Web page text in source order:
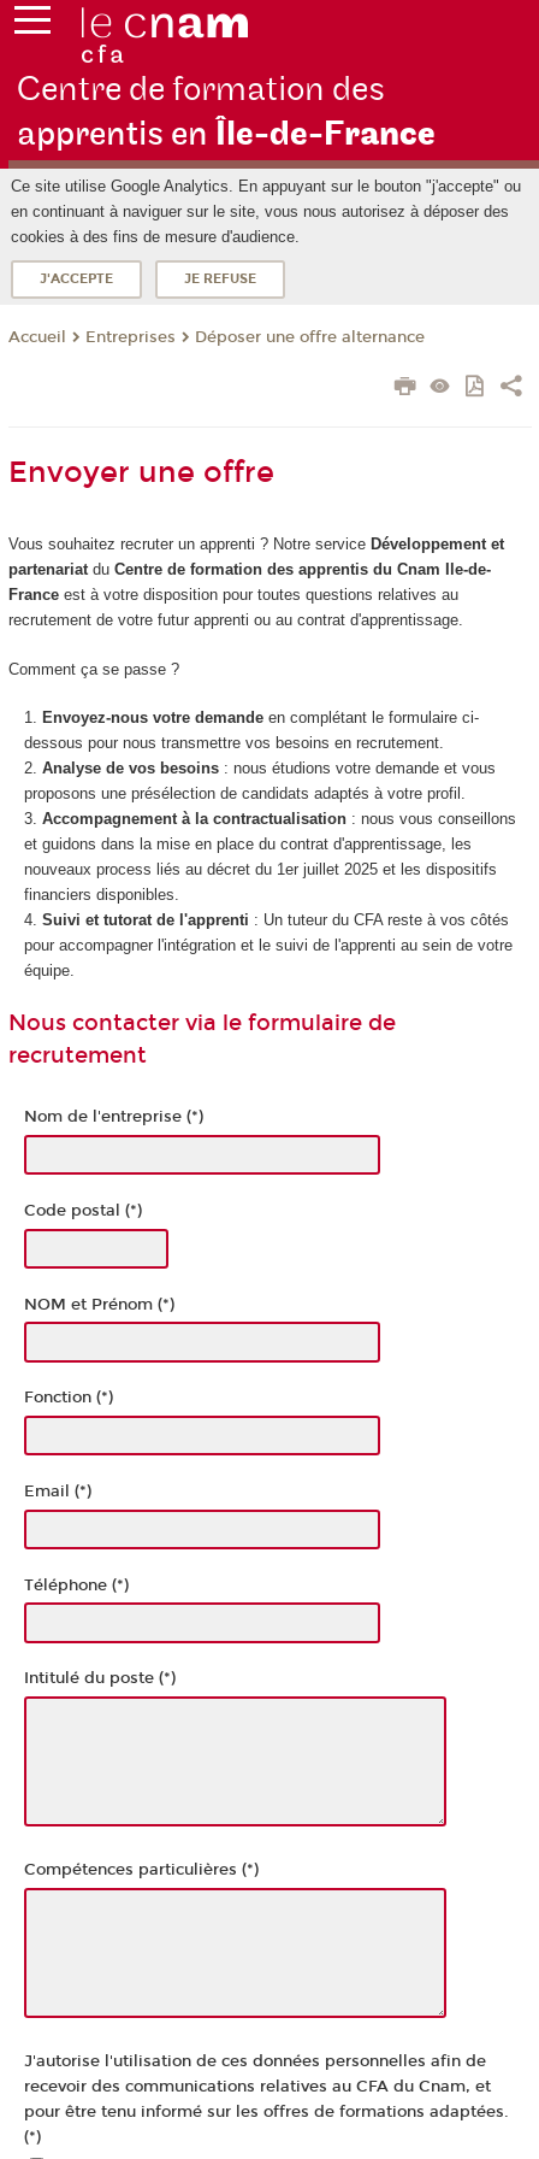
Centre de formation des
apprentis en Île-de-France
Ce site utilise Google Analytics. En appuyant sur le bouton "j'accepte" ou
en continuant à naviguer sur le site, vous nous autorisez à déposer des
cookies à des fins de mesure d'audience.
J'ACCEPTE JE REFUSE
Accueil Entreprises Déposer une offre alternance
Envoyer une offre
Vous souhaitez recruter un apprenti ? Notre service Développement et
partenariatdu Centre de formation des apprentis du Cnam Ile-de-
Franceest à votre disposition pour toutes questions relatives au
recrutement de votre futur apprenti ou au contrat d'apprentissage.
Comment ça se passe ?
Envoyez-nous votre demandeen complétant le formulaire ci-
dessous pour nous transmettre vos besoins en recrutement.
Analyse de vos besoins: nous étudions votre demande et vous
proposons une présélection de candidats adaptés à votre profil.
Accompagnement à la contractualisation: nous vous conseillons
et guidons dans la mise en place du contrat d'apprentissage, les
nouveaux process liés au décret du 1er juillet 2025 et les dispositifs
financiers disponibles.
Suivi et tutorat de l'apprenti : Un tuteur du CFA reste à vos côtés
pour accompagner l'intégration et le suivi de l'apprenti au sein de votre
équipe.
Nous contacter via le formulaire de
recrutement
Nom de l'entreprise (*)
Code postal (*)
NOM et Prénom (*)
Fonction (*)
Email (*)
Téléphone (*)
Intitulé du poste (*)
Compétences particulières (*)
J'autorise l'utilisation de ces données personnelles afin de
recevoir des communications relatives au CFA du Cnam, et
pour être tenu informé sur les offres de formations adaptées.
(*)